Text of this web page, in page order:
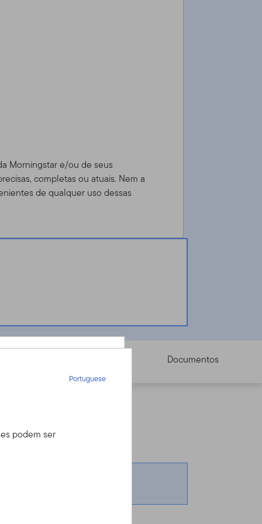
assessor
Morningstar e/ou de seus
completas ou atuais. Nem a
de qualquer uso dessas
Documentos
Portuguese
podem ser